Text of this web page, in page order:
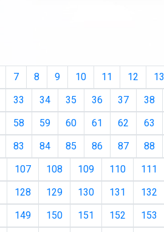
7 8 9 10 11 12 13
33 34 35 36 37 38
58 59 60 61 62 63
83 84 85 86 87 88
107 108 109 110 111
128 129 130 131 132
149 150 151 152 153